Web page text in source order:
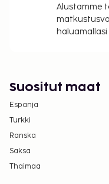
Kaikki maksut
maksutavoilla.
Kontaktiton
Alustamme
Suositut maat
Espanja
Turkki
Ranska
Saksa
Thaimaa